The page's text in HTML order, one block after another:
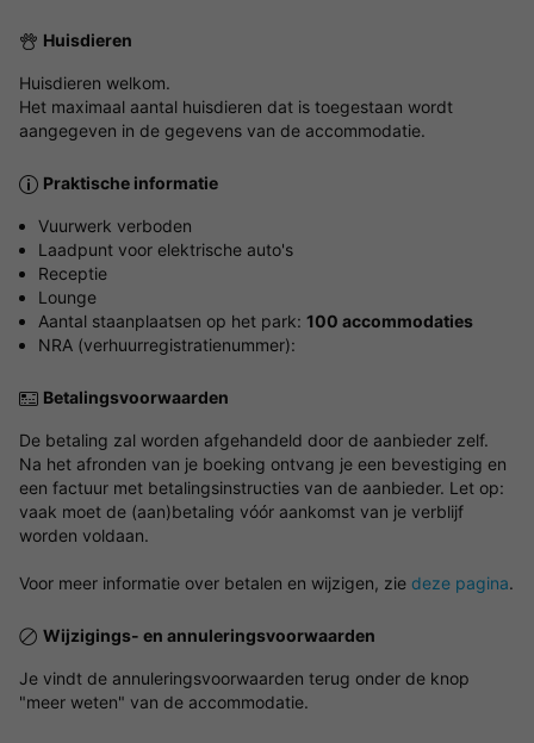
Huisdieren
Huisdieren welkom.
Het maximaal aantal huisdieren dat is toegestaan wordt
aangegeven in de gegevens van de accommodatie.
Praktische informatie
Vuurwerk verboden
Laadpunt voor elektrische auto's
Receptie
Lounge
Aantal staanplaatsen op het park: 100 accommodaties
NRA (verhuurregistratienummer):
Betalingsvoorwaarden
De betaling zal worden afgehandeld door de aanbieder zelf.
Na het afronden van je boeking ontvang je een bevestiging en
een factuur met betalingsinstructies van de aanbieder. Let op:
vaak moet de (aan)betaling vóór aankomst van je verblijf
worden voldaan.
Voor meer informatie over betalen en wijzigen, zie deze pagina.
Wijzigings- en annuleringsvoorwaarden
Je vindt de annuleringsvoorwaarden terug onder de knop
"meer weten" van de accommodatie.